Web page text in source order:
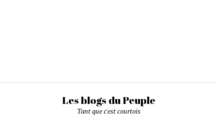
Les blogs du Peuple
Tant que c'est courtois